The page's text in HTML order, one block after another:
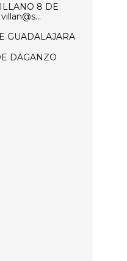
8 DE
GUADALAJARA
DAGANZO